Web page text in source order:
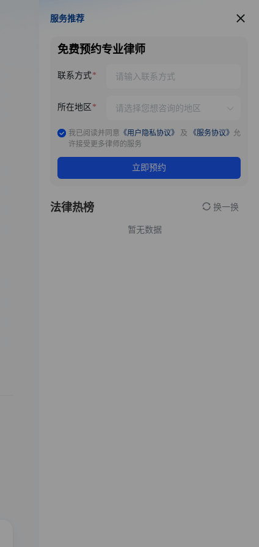
服务推荐
服务推荐
免费预约专业律师
联系方式
所在地区
我已阅读并同意 《用户隐私协议》 及 《服务协议》 允
许接受更多律师的服务
立即预约
法律热榜 换一换
暂无数据